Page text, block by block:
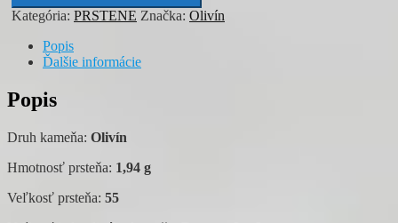
OLIVÍN
Kategória: PRSTENE Značka: Olivín
Popis
Ďalšie informácie
Popis
Druh kameňa: Olivín
Hmotnosť prsteňa: 1,94 g
Veľkosť prsteňa: 55